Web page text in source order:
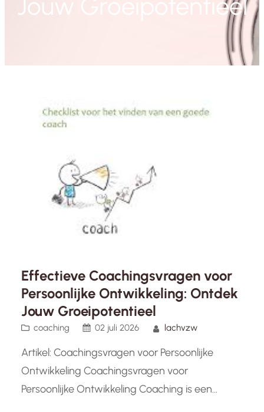
Effectieve Coachingsvragen voor
Persoonlijke Ontwikkeling: Ontdek
Jouw Groeipotentieel
coaching 02 juli 2026 lachvzw
Artikel: Coachingsvragen voor Persoonlijke
Ontwikkeling Coachingsvragen voor
Persoonlijke Ontwikkeling Coaching is een